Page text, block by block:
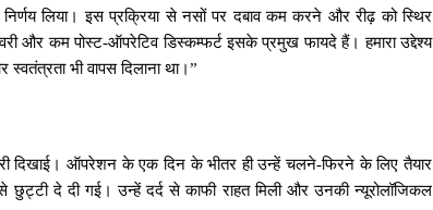
लिया। इस प्रक्रिया से नसों पर दबाव कम करने और रीढ़ को स्थिर
और कम पोस्ट-ऑपरेटिव डिस्कम्फर्ट इसके प्रमुख फायदे हैं। हमारा उद्देश्य
भी वापस दिलाना था।”
दिखाई। ऑपरेशन के एक दिन के भीतर ही उन्हें चलने-फिरने के लिए तैयार
छुट्टी दे दी गई। उन्हें दर्द से काफी राहत मिली और उनकी न्यूरोलॉजिकल